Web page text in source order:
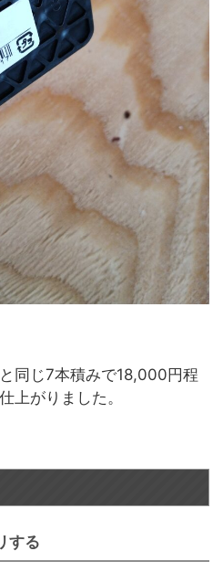
同じ7本積みで18,000円程
上がりました。
する